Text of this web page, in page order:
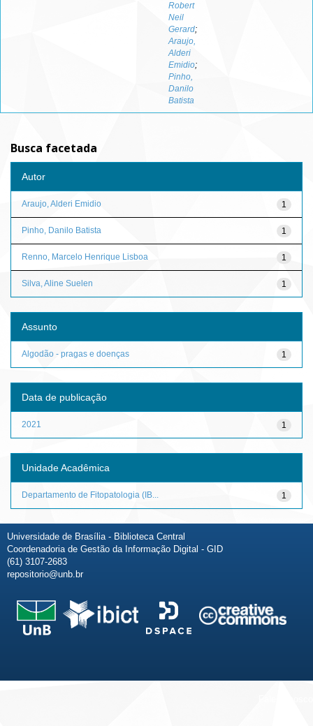
Robert
Neil
Gerard;
Araujo,
Alderi
Emidio;
Pinho,
Danilo
Batista
Busca facetada
Autor
1
Araujo, Alderi Emidio
1
Pinho, Danilo Batista
1
Renno, Marcelo Henrique Lisboa
1
Silva, Aline Suelen
Assunto
1
Algodão - pragas e doenças
Data de publicação
1
2021
Unidade Acadêmica
1
Departamento de Fitopatologia (IB...
Universidade de Brasília - Biblioteca Central
Coordenadoria de Gestão da Informação Digital - GID
(61) 3107-2683
repositorio@unb.br